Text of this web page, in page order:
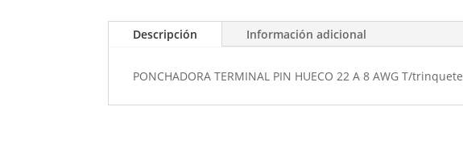
Descripción Información adicional
PONCHADORA TERMINAL PIN HUECO 22 A 8 AWG T/trinquete